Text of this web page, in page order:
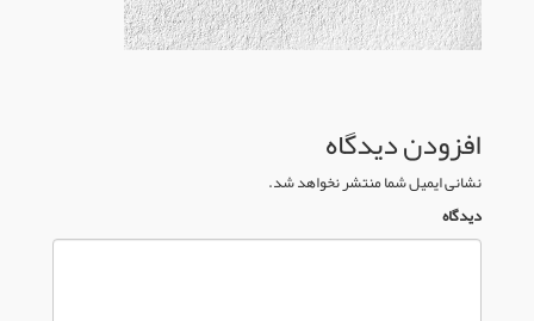
افزودن دیدگاه
نشانی ایمیل شما منتشر نخواهد شد.
دیدگاه